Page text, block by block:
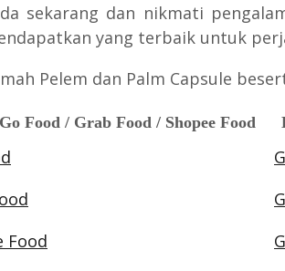
sekarang dan nikmati
yang terbaik untuk
Pelem dan Palm Capsule
Food / Grab Food / Shopee Food
Food